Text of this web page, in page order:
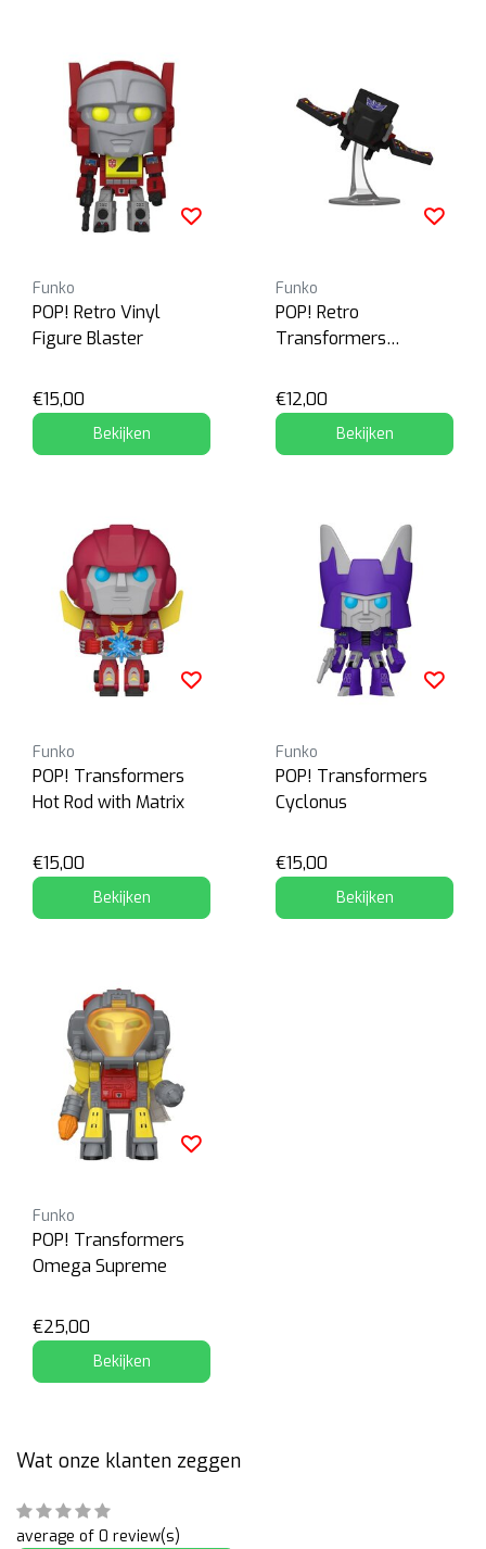
Funko
POP! Retro Vinyl
Figure Blaster
€15,00
Bekijken
Funko
POP! Retro
Transformers
€12,00
Bekijken
Funko
POP! Transformers
Hot Rod with Matrix
€15,00
Bekijken
Funko
POP! Transformers
Cyclonus
€15,00
Bekijken
Funko
POP! Transformers
Omega Supreme
€25,00
Bekijken
Wat onze klanten zeggen
average of 0 review(s)